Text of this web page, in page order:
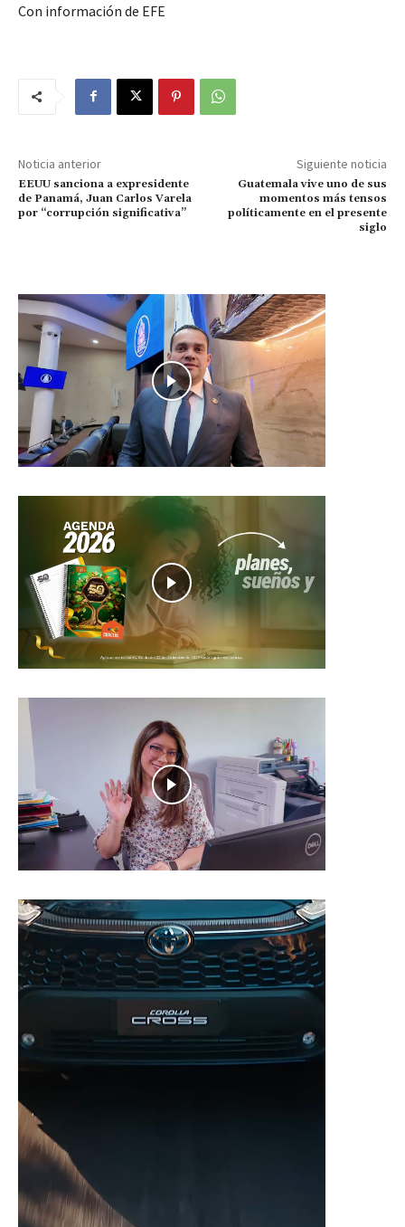
Con información de EFE
Noticia anterior
EEUU sanciona a expresidente
de Panamá, Juan Carlos Varela
por “corrupción significativa”
Siguiente noticia
Guatemala vive uno de sus
momentos más tensos
políticamente en el presente
siglo